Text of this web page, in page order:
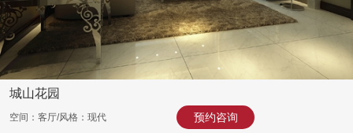
城山花园
空间：客厅/风格：现代 预约咨询